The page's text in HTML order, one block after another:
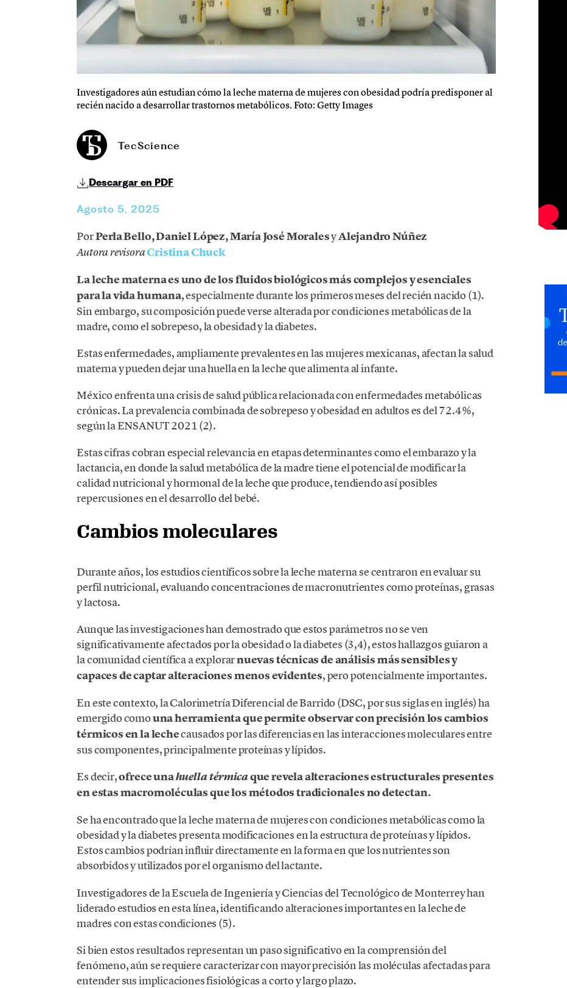
Investigadores aún estudian cómo la leche materna de mujeres con obesidad podría predisponer al
recién nacido a desarrollar trastornos metabólicos. Foto: Getty Images
TecScience
Descargar en PDF
Agosto 5, 2025
PorPerla Bello, Daniel López, María José MoralesyAlejandro Núñez
Autora revisoraCristina Chuck
La leche materna es uno de los fluidos biológicos más complejos y esenciales
para la vida humana, especialmente durante los primeros meses del recién nacido (1).
Sin embargo, su composición puede verse alterada por condiciones metabólicas de la
madre, como el sobrepeso, la obesidad y la diabetes.
Estas enfermedades, ampliamente prevalentes en las mujeres mexicanas, afectan la salud
materna y pueden dejar una huella en la leche que alimenta al infante.
México enfrenta una crisis de salud pública relacionada con enfermedades metabólicas
crónicas. La prevalencia combinada de sobrepeso y obesidad en adultos es del 72.4%,
según la ENSANUT 2021 (2).
Estas cifras cobran especial relevancia en etapas determinantes como el embarazo y la
lactancia, en donde la salud metabólica de la madre tiene el potencial de modificar la
calidad nutricional y hormonal de la leche que produce, tendiendo así posibles
repercusiones en el desarrollo del bebé.
Cambios moleculares
Durante años, los estudios científicos sobre la leche materna se centraron en evaluar su
perfil nutricional, evaluando concentraciones de macronutrientes como proteínas, grasas
y lactosa.
Aunque las investigaciones han demostrado que estos parámetros no se ven
significativamente afectados por la obesidad o la diabetes (3,4), estos hallazgos guiaron a
la comunidad científica a explorarnuevas técnicas de análisis más sensibles y
capaces de captar alteraciones menos evidentes, pero potencialmente importantes.
En este contexto, la Calorimetría Diferencial de Barrido (DSC, por sus siglas en inglés) ha
emergido comouna herramienta que permite observar con precisión los cambios
térmicos en la lechecausados por las diferencias en las interacciones moleculares entre
sus componentes, principalmente proteínas y lípidos.
Es decir,ofrece unahuella térmicaque revela alteraciones estructurales presentes
en estas macromoléculas que los métodos tradicionales no detectan.
Se ha encontrado que la leche materna de mujeres con condiciones metabólicas como la
obesidad y la diabetes presenta modificaciones en la estructura de proteínas y lípidos.
Estos cambios podrían influir directamente en la forma en que los nutrientes son
absorbidos y utilizados por el organismo del lactante.
Investigadores de la Escuela de Ingeniería y Ciencias del Tecnológico de Monterrey han
liderado estudios en esta línea, identificando alteraciones importantes en la leche de
madres con estas condiciones (5).
Si bien estos resultados representan un paso significativo en la comprensión del
fenómeno, aún se requiere caracterizar con mayor precisión las moléculas afectadas para
entender sus implicaciones fisiológicas a corto y largo plazo.